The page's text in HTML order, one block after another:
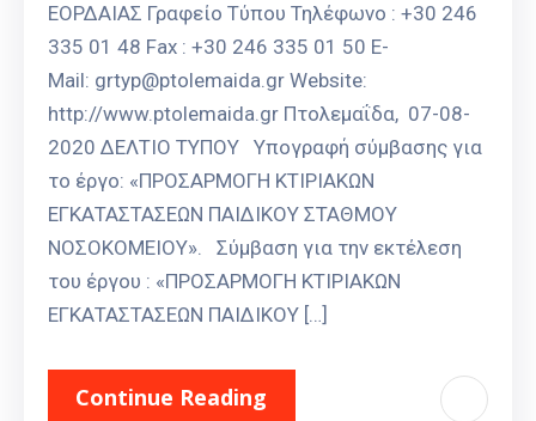
ΕΟΡΔΑΙΑΣ Γραφείο Τύπου Τηλέφωνο : +30 246
335 01 48 Fax : +30 246 335 01 50 E-
Mail: grtyp@ptolemaida.gr Website:
http://www.ptolemaida.gr Πτολεμαΐδα, 07-08-
2020 ΔΕΛΤΙΟ ΤΥΠΟΥ Υπογραφή σύμβασης για
το έργο: «ΠΡΟΣΑΡΜΟΓΗ ΚΤΙΡΙΑΚΩΝ
ΕΓΚΑΤΑΣΤΑΣΕΩΝ ΠΑΙΔΙΚΟΥ ΣΤΑΘΜΟΥ
ΝΟΣΟΚΟΜΕΙΟΥ». Σύμβαση για την εκτέλεση
του έργου : «ΠΡΟΣΑΡΜΟΓΗ ΚΤΙΡΙΑΚΩΝ
ΕΓΚΑΤΑΣΤΑΣΕΩΝ ΠΑΙΔΙΚΟΥ […]
Continue Reading